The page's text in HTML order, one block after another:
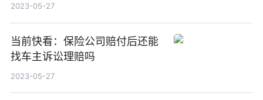
2023-05-27
当前快看：保险公司赔付后还能
找车主诉讼理赔吗
2023-05-27